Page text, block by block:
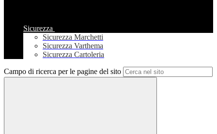
Sicurezza
Sicurezza Marchetti
Sicurezza Varthema
Sicurezza Cartoleria
Campo di ricerca per le pagine del sito